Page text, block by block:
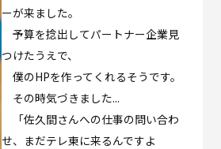
ーが来ました。
予算を捻出してパートナー企業見
つけたうえで、
僕のHPを作ってくれるそうです。
その時気づきました...
「佐久間さんへの仕事の問い合わ
せ、まだテレ東に来るんですよ